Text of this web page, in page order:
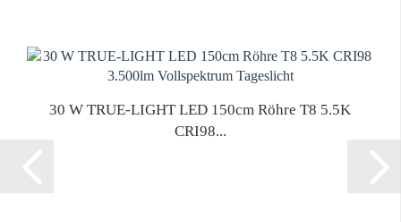
30 W TRUE-LIGHT LED 150cm Röhre T8 5.5K
CRI98...